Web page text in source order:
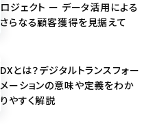
ロジェクト ー データ活用による
さらなる顧客獲得を見据えて
DXとは？デジタルトランスフォー
メーションの意味や定義をわか
りやすく解説